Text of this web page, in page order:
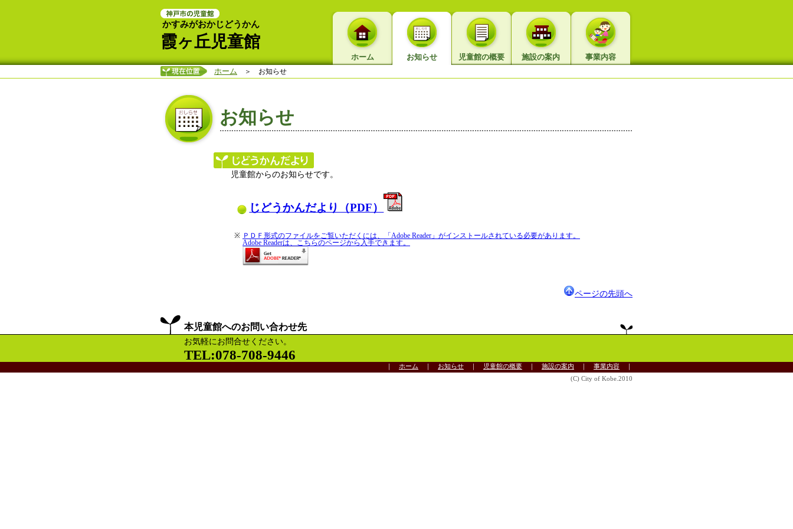
かすみがおかじどうかん
霞ヶ丘児童館
ホーム お知らせ 児童館の概要 施設の案内
事業内容
ホーム ＞ お知らせ
お知らせ
児童館からのお知らせです。
じどうかんだより（PDF）
※ ＰＤＦ形式のファイルをご覧いただくには、「Adobe Reader」がインストールされている必要があります。
Adobe Readerは、こちらのページから入手できます。
ページの先頭へ
本児童館へのお問い合わせ先
お気軽にお問合せください。
TEL:078-708-9446
ホーム お知らせ 児童館の概要 施設の案内 事業内容
(C) City of Kobe.2010